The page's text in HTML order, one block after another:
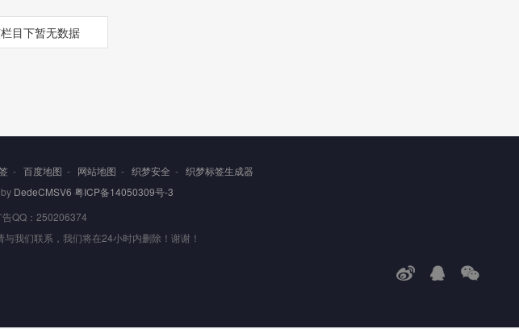
目下暂无数据
- 百度地图 - 网站地图 - 织梦安全 - 织梦标签生成器
DedeCMSV6 粤ICP备14050309号-3
QQ：250206374
我们联系，我们将在24小时内删除！谢谢！